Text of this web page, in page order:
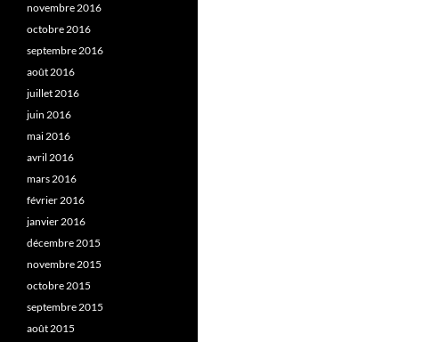
novembre 2016
octobre 2016
septembre 2016
août 2016
juillet 2016
juin 2016
mai 2016
avril 2016
mars 2016
février 2016
janvier 2016
décembre 2015
novembre 2015
octobre 2015
septembre 2015
août 2015